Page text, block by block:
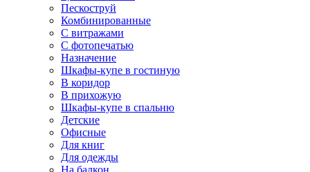
Пескоструй
Комбинированные
С витражами
С фотопечатью
Назначение
Шкафы-купе в гостиную
В коридор
В прихожую
Шкафы-купе в спальню
Детские
Офисные
Для книг
Для одежды
На балкон